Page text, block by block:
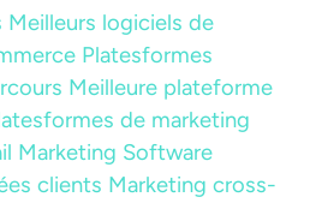
Meilleurs logiciels de
Platesformes
Meilleure plateforme
de marketing
Marketing Software
clients Marketing cross-